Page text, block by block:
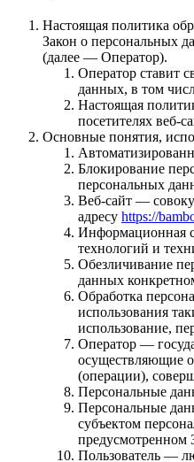
Настоящая политика
Закон о персональных
(далее — Оператор).
Оператор ставит
данных, в том
Настоящая
посетителях веб-
Основные понятия,
Блокирование
персональных
Веб-сайт —
адресу https://
Информационная
технологий и
Обезличивание
данных
Обработка
использования
использование,
Оператор —
осуществляющие
(операции),
Персональные
Персональные
субъектом
предусмотренном
Пользователь —